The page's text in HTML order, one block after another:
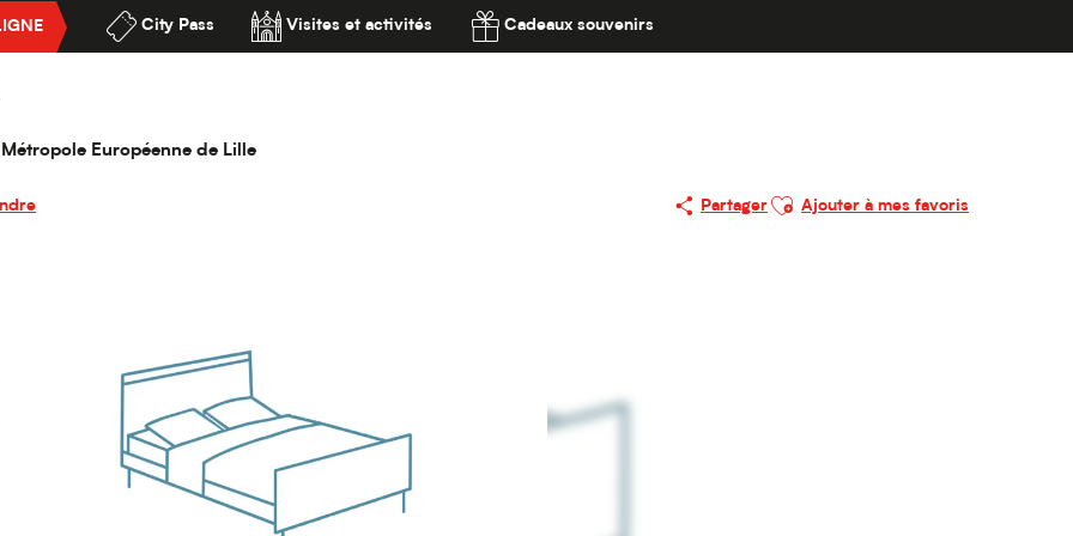
City Pass Visites et activités Cadeaux souvenirs
Européenne de Lille
- Grand Palais
Partager
Ajouter aux favoris
Ajouter à mes favoris